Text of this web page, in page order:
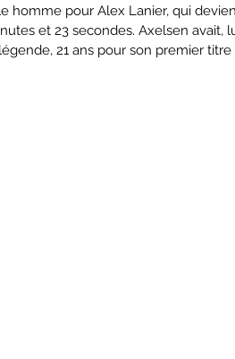
homme pour Alex Lanier, qui
et 23 secondes. Axelsen avait,
21 ans pour son premier